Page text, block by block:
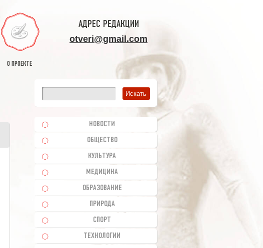
О ПРОЕКТЕ
АДРЕС РЕДАКЦИИ
otveri@gmail.com
НОВОСТИ
ОБЩЕСТВО
КУЛЬТУРА
МЕДИЦИНА
ОБРАЗОВАНИЕ
ПРИРОДА
СПОРТ
ТЕХНОЛОГИИ